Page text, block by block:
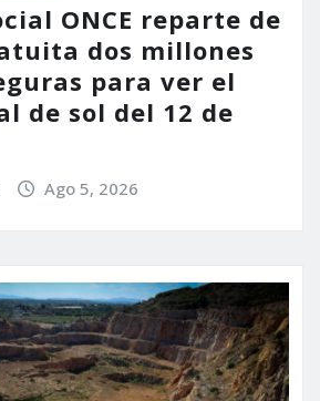
ONCE reparte de
dos millones
para ver el
de sol del 12 de
Ago 5, 2026